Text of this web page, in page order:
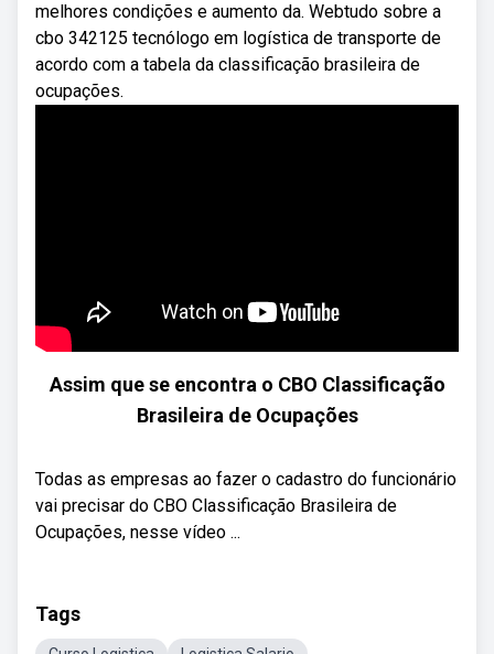
melhores condições e aumento da. Webtudo sobre a
cbo 342125 tecnólogo em logística de transporte de
acordo com a tabela da classificação brasileira de
ocupações.
Assim que se encontra o CBO Classificação
Brasileira de Ocupações
Todas as empresas ao fazer o cadastro do funcionário
vai precisar do CBO Classificação Brasileira de
Ocupações, nesse vídeo ...
Tags